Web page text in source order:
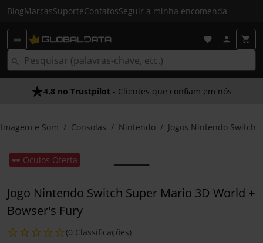
BlogMarcasSuporteContatosSeguir a minha encomenda
4.8 no Trustpilot - Clientes que confiam em nós
Imagem e Som Consolas Nintendo Jogos Nintendo Switch
🕶️ Óculos Oferta
Jogo Nintendo Switch Super Mario 3D World +
Bowser's Fury
(0 Classificações)